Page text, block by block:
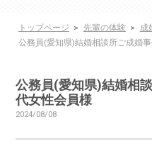
トップページ > 先輩の体験 > 成
公務員(愛知県)結婚相談所ご成婚
公務員(愛知県)結婚相
代女性会員様
2024/08/08